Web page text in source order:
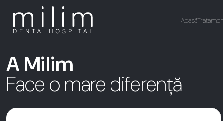
Acasă
A Milim
Face o mare diferență